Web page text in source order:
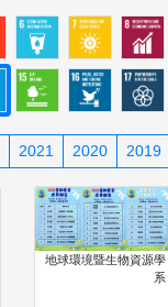
2021 2020 2019
地球環境暨生物資源學
系